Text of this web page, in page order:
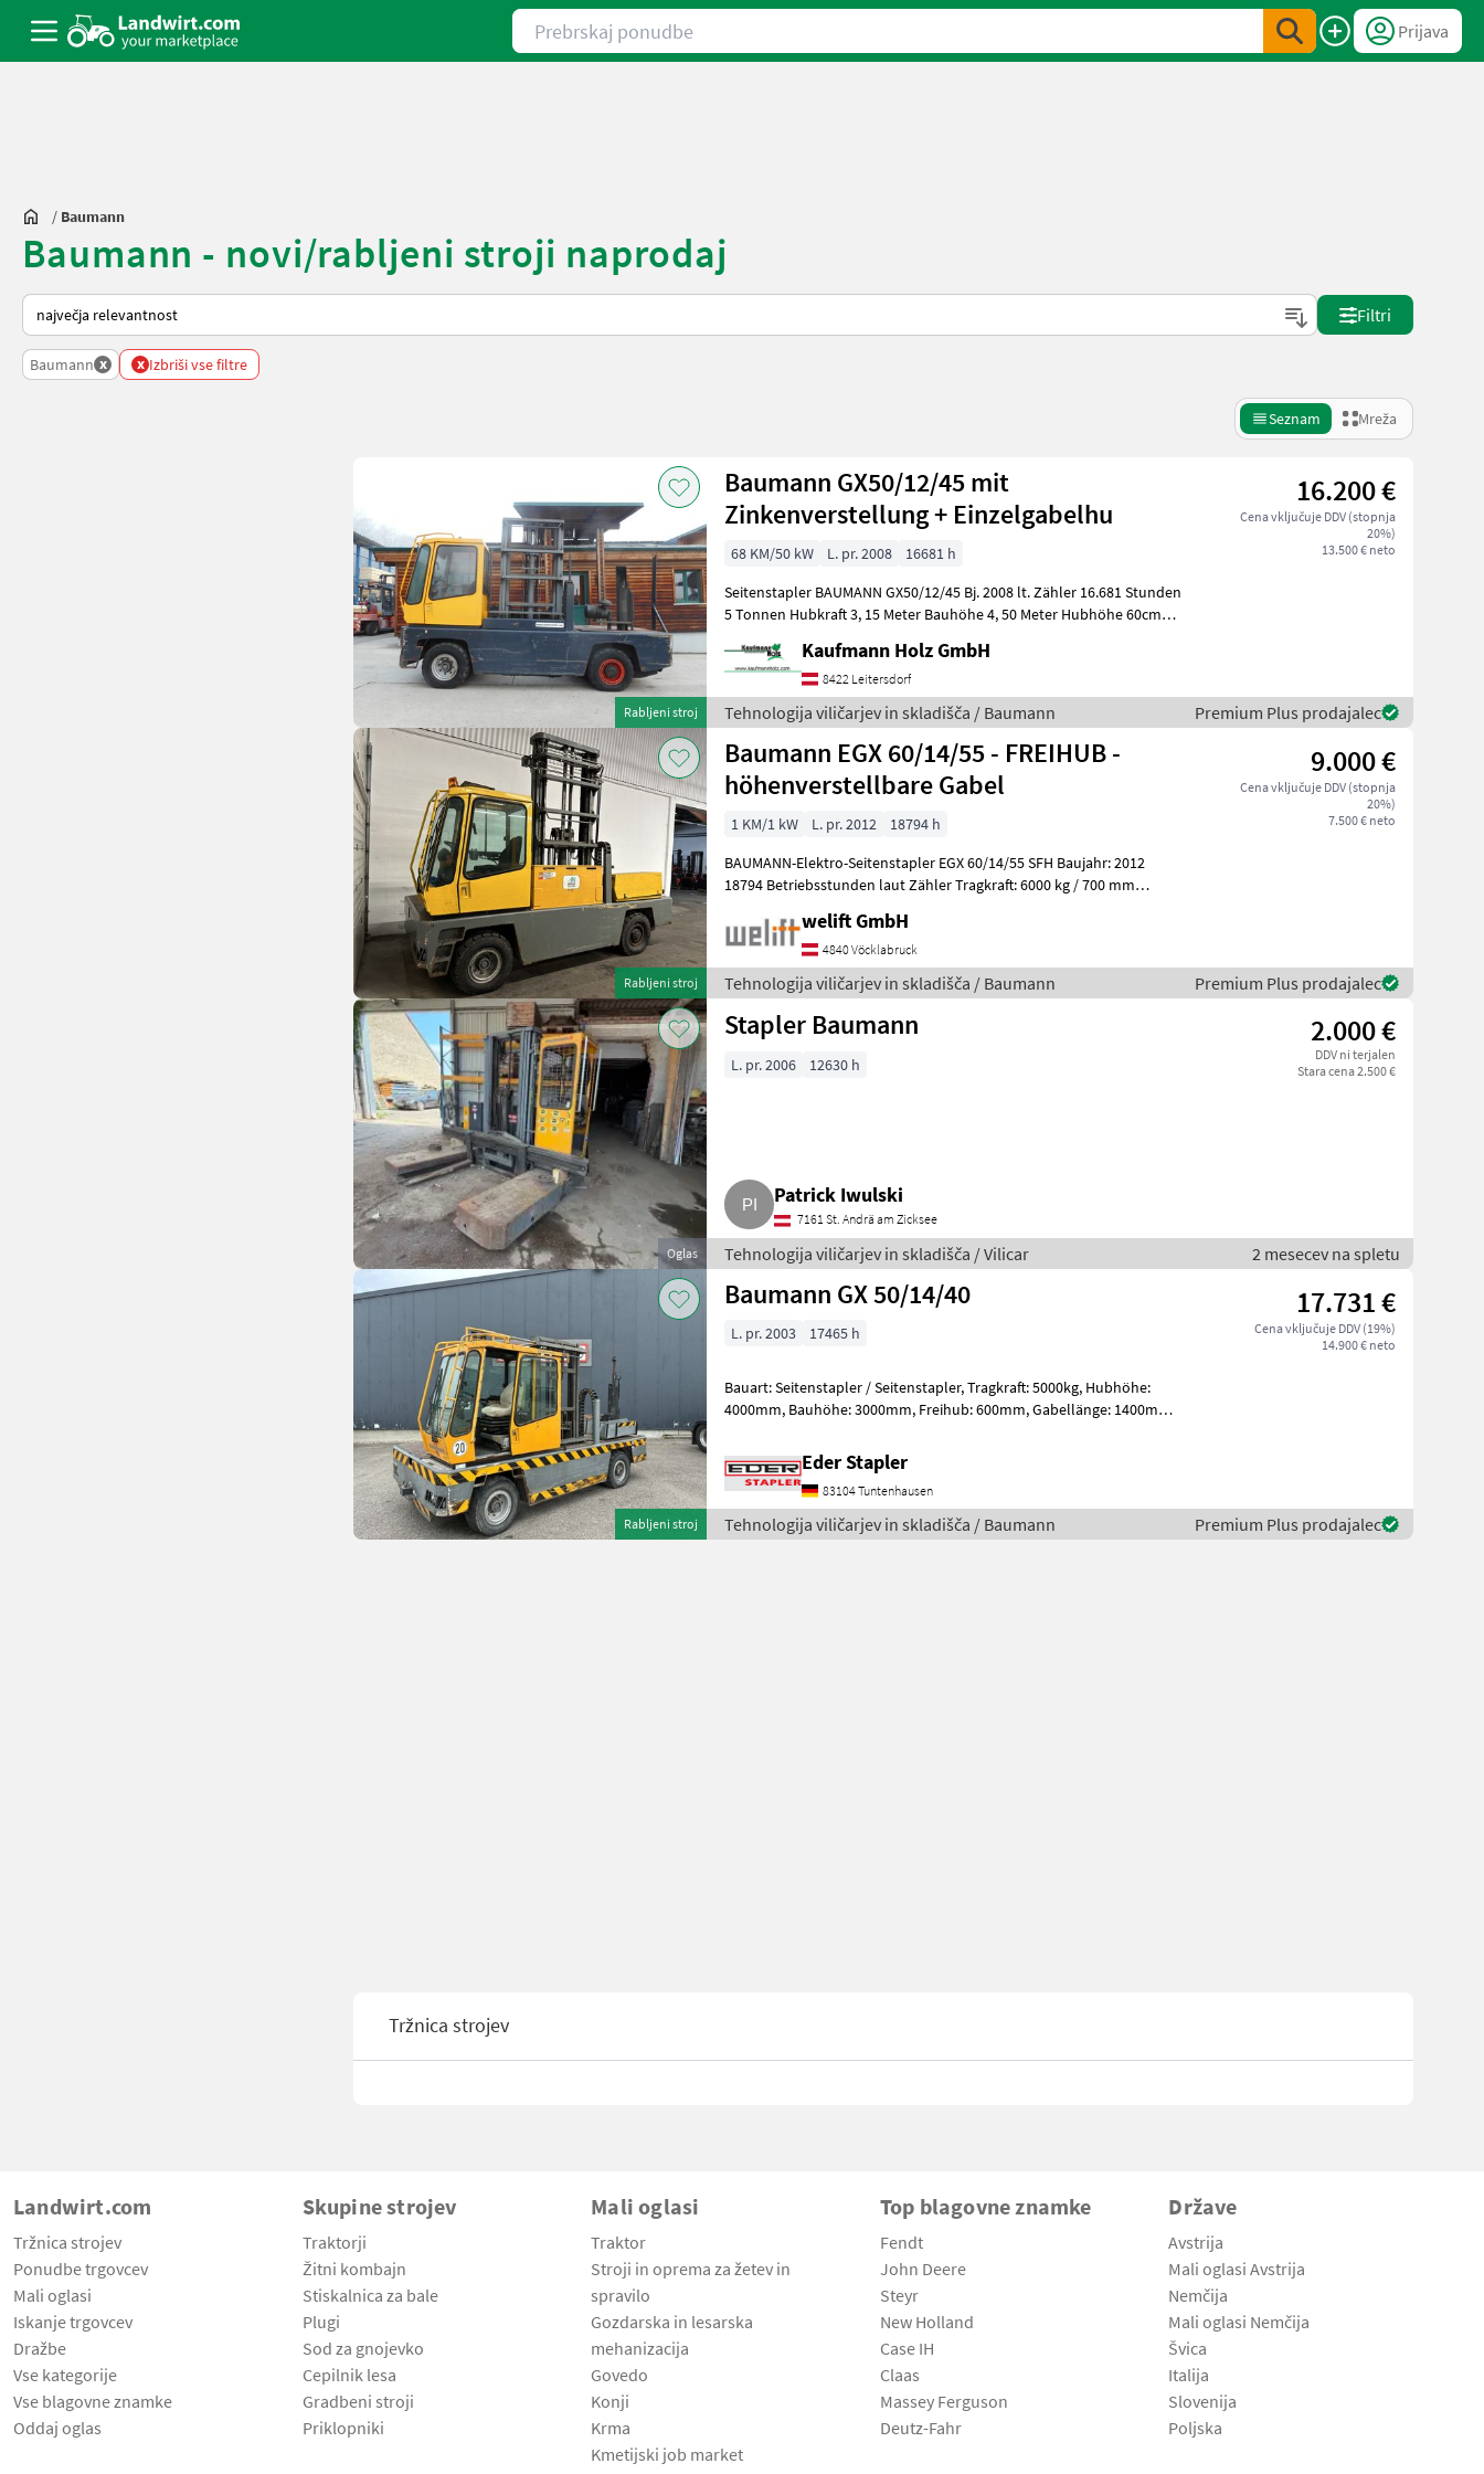
Prebrskaj ponudbe
Prijava
/ Baumann
Baumann - novi/rabljeni stroji naprodaj
Tako je razvrščeno na Landwirt.com
Filtri
Baumann x x Izbriši vse filtre
Seznam Mreža
Rabljeni stroj
Baumann GX50/12/45 mit
Zinkenverstellung + Einzelgabelhu
16.200 €
Cena vključuje DDV (stopnja
20%)
13.500 € neto
68 KM/50 kW L. pr. 2008
16681 h
Seitenstapler BAUMANN GX50/12/45 Bj. 2008 lt. Zähler 16.681 Stunden
5 Tonnen Hubkraft 3, 15 Meter Bauhöhe 4, 50 Meter Hubhöhe 60cm
Kaufmann Holz GmbH
8422 Leitersdorf
Tehnologija viličarjev in skladišča / Baumann Premium Plus prodajalec
Rabljeni stroj
Baumann EGX 60/14/55 - FREIHUB -
höhenverstellbare Gabel
9.000 €
Cena vključuje DDV (stopnja
20%)
7.500 € neto
1 KM/1 kW L. pr. 2012
18794 h
BAUMANN-Elektro-Seitenstapler EGX 60/14/55 SFH Baujahr: 2012
18794 Betriebsstunden laut Zähler Tragkraft: 6000 kg / 700 mm
welift GmbH
4840 Vöcklabruck
Tehnologija viličarjev in skladišča / Baumann Premium Plus prodajalec
Oglas
Stapler Baumann 2.000 €
DDV ni terjalen
Stara cena 2.500 €
L. pr. 2006 12630 h
Patrick Iwulski
7161 St. Andrä am Zicksee
Tehnologija viličarjev in skladišča / Vilicar 2 mesecev na spletu
Rabljeni stroj
Baumann GX 50/14/40 17.731 €
Cena vključuje DDV (19%)
14.900 € neto
L. pr. 2003 17465 h
Bauart: Seitenstapler / Seitenstapler, Tragkraft: 5000kg, Hubhöhe:
4000mm, Bauhöhe: 3000mm, Freihub: 600mm, Gabellänge: 1400mm,
Eder Stapler
83104 Tuntenhausen
Tehnologija viličarjev in skladišča / Baumann Premium Plus prodajalec
Tržnica strojev
Landwirt.com
Tržnica strojev
Ponudbe trgovcev
Mali oglasi
Iskanje trgovcev
Dražbe
Vse kategorije
Vse blagovne znamke
Oddaj oglas
Skupine strojev
Traktorji
Žitni kombajn
Stiskalnica za bale
Plugi
Sod za gnojevko
Cepilnik lesa
Gradbeni stroji
Priklopniki
Mali oglasi
Traktor
Stroji in oprema za žetev in
spravilo
Gozdarska in lesarska
mehanizacija
Govedo
Konji
Krma
Kmetijski job market
Top blagovne znamke
Fendt
John Deere
Steyr
New Holland
Case IH
Claas
Massey Ferguson
Deutz-Fahr
Države
Avstrija
Mali oglasi Avstrija
Nemčija
Mali oglasi Nemčija
Švica
Italija
Slovenija
Poljska